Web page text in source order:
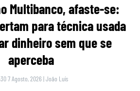
Multibanco, afaste-se:
para técnica usada
dinheiro sem que se
aperceba
7 Agosto, 2026 |João Luís